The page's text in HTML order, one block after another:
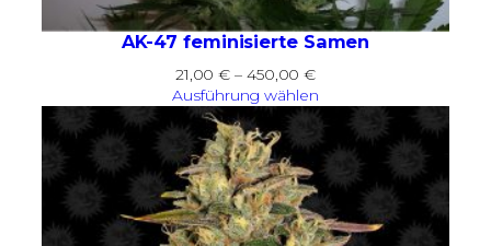
AK-47 feminisierte Samen
21,00€ – 450,00€Preisspanne:
21,00 €
bis
450,00 €
Ausführung wählen